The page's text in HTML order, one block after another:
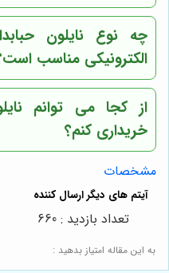
چه نوع نایلون
الکترونیکی مناسب
از کجا می توانم
خریداری کنم؟
مشخصات
به این مقاله امتیاز بدهید :
تعداد بازدید : 660